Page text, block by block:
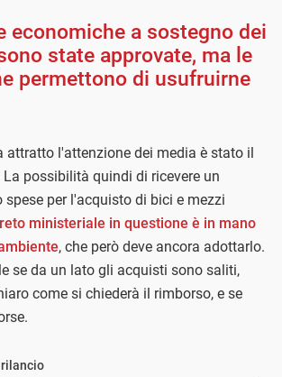
economiche a sostegno dei
state approvate, ma le
permettono di usufruirne
attratto l'attenzione dei media è stato il
La possibilità quindi di ricevere un
spese per l'acquisto di bici e mezzi
ministeriale in questione è in mano
, che però deve ancora adottarlo.
se da un lato gli acquisti sono saliti,
come si chiederà il rimborso, e se
rilancio